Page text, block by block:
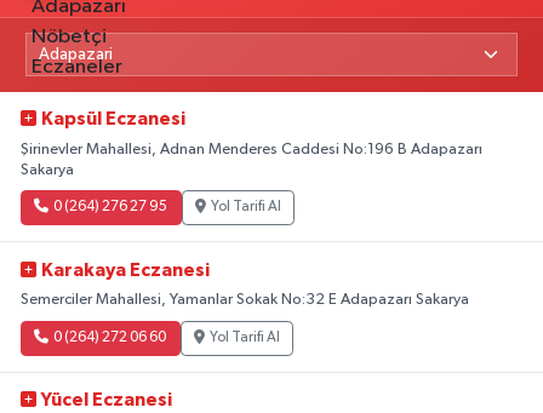
Kapsül Eczanesi
Şirinevler Mahallesi, Adnan Menderes Caddesi No:196 B Adapazarı
Sakarya
0 (264) 276 27 95 Yol Tarifi Al
Karakaya Eczanesi
Semerciler Mahallesi, Yamanlar Sokak No:32 E Adapazarı Sakarya
0 (264) 272 06 60 Yol Tarifi Al
Yücel Eczanesi